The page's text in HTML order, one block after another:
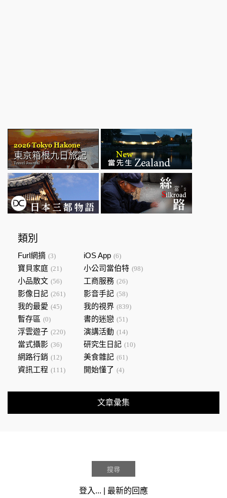
類別
Furl網摘 (3) iOS App (6)
寶貝家庭 (21) 小公司當伯特 (98)
小品散文 (56) 工商服務 (26)
影像日記 (261) 影音手記 (58)
我的最愛 (45) 我的視界 (839)
暫存區 (0) 書的迷戀 (51)
浮雲遊子 (220) 演講活動 (14)
當式攝影 (36) 研究生日記 (10)
網路行銷 (12) 美食雜記 (61)
資訊工程 (111) 開始懂了 (4)
文章彙集
登入... 最新的回應